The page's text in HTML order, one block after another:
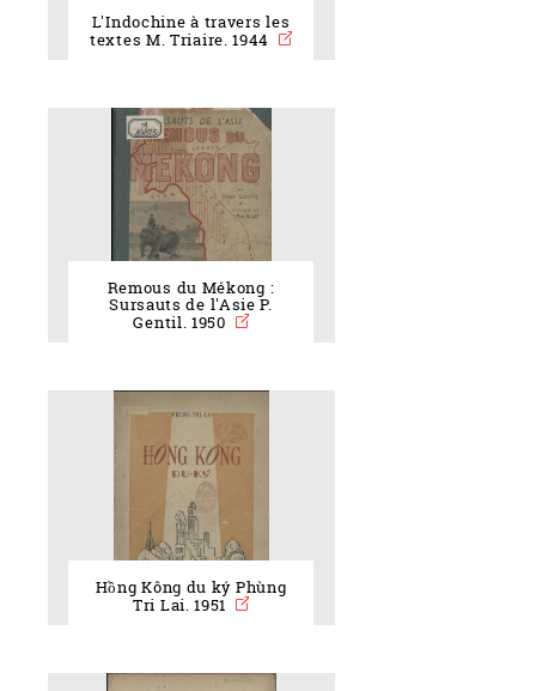
L'Indochine à travers les
textes M. Triaire. 1944
Remous du Mékong :
Sursauts de l'Asie P.
Gentil. 1950
Hồng Kông du ký Phùng
Tri Lai. 1951